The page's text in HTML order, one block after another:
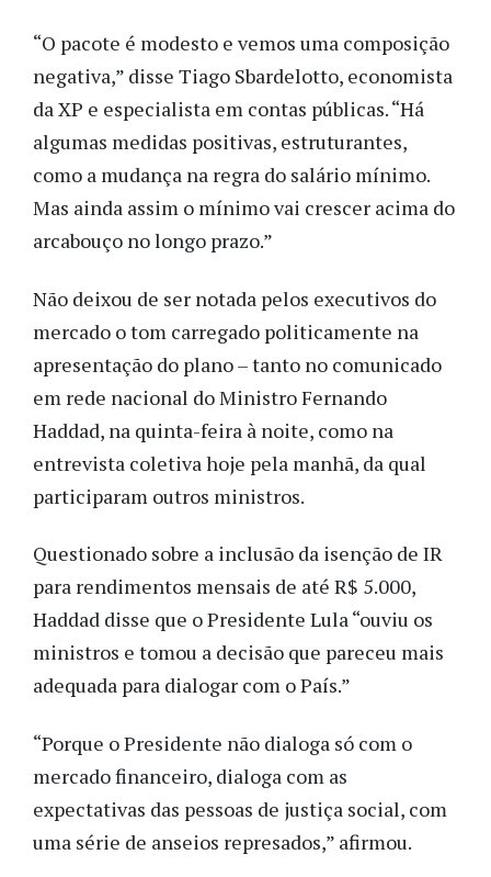
“O pacote é modesto e vemos uma composição
negativa,” disse Tiago Sbardelotto, economista
da XP e especialista em contas públicas. “Há
algumas medidas positivas, estruturantes,
como a mudança na regra do salário mínimo.
Mas ainda assim o mínimo vai crescer acima do
arcabouço no longo prazo.”
Não deixou de ser notada pelos executivos do
mercado o tom carregado politicamente na
apresentação do plano – tanto no comunicado
em rede nacional do Ministro Fernando
Haddad, na quinta-feira à noite, como na
entrevista coletiva hoje pela manhã, da qual
participaram outros ministros.
Questionado sobre a inclusão da isenção de IR
para rendimentos mensais de até R$ 5.000,
Haddad disse que o Presidente Lula “ouviu os
ministros e tomou a decisão que pareceu mais
adequada para dialogar com o País.”
“Porque o Presidente não dialoga só com o
mercado financeiro, dialoga com as
expectativas das pessoas de justiça social, com
uma série de anseios represados,” afirmou.